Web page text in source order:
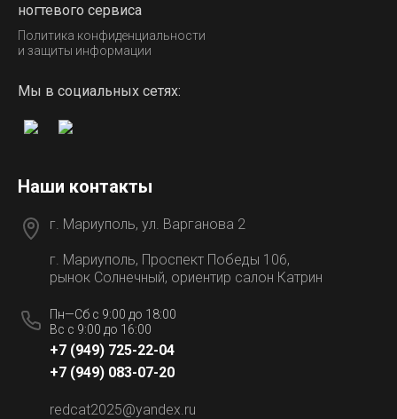
ногтевого сервиса
Политика конфиденциальности
и защиты информации
Мы в социальных сетях:
Наши контакты
г. Мариуполь, ул. Варганова 2
г. Мариуполь, Проспект Победы 106,
рынок Солнечный, ориентир салон Катрин
Пн—Сб с 9:00 до 18:00
Вс с 9:00 до 16:00
+7 (949) 725-22-04
+7 (949) 083-07-20
redcat2025@yandex.ru